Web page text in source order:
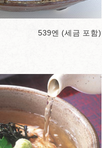
539엔 (세금 포함)